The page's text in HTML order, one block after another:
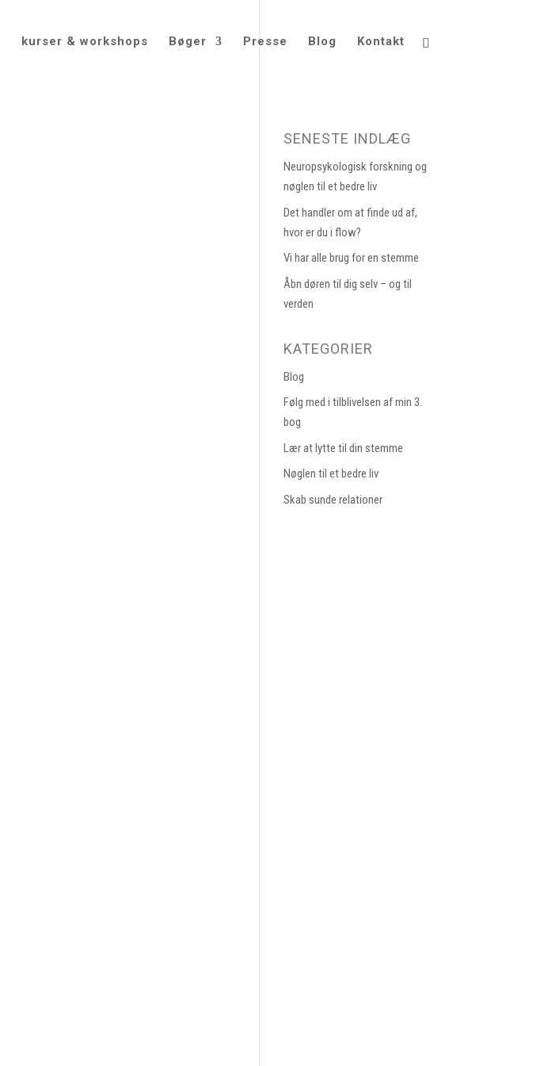
kurser & workshops Bøger Presse Blog Kontakt
SENESTE INDLÆG
Neuropsykologisk forskning og
nøglen til et bedre liv
Det handler om at finde ud af,
hvor er du i flow?
Vi har alle brug for en stemme
Åbn døren til dig selv – og til
verden
KATEGORIER
Blog
Følg med i tilblivelsen af min 3.
bog
Lær at lytte til din stemme
Nøglen til et bedre liv
Skab sunde relationer